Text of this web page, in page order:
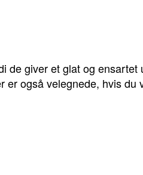
giver et glat og
også velegnede, hvis du